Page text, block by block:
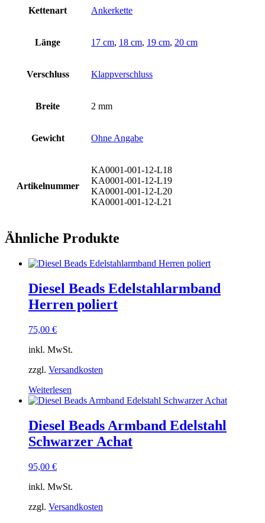
Kettenart Ankerkette
Länge 17 cm, 18 cm, 19 cm, 20 cm
Verschluss Klappverschluss
Breite 2 mm
Gewicht Ohne Angabe
Artikelnummer
KA0001-001-12-L18
KA0001-001-12-L19
KA0001-001-12-L20
KA0001-001-12-L21
Ähnliche Produkte
Diesel Beads Edelstahlarmband
Herren poliert
75,00 €
inkl. MwSt.
zzgl. Versandkosten
Weiterlesen
Diesel Beads Armband Edelstahl
Schwarzer Achat
95,00 €
inkl. MwSt.
zzgl. Versandkosten